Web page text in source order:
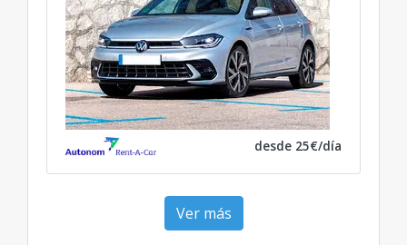
desde 25€/día
Ver más